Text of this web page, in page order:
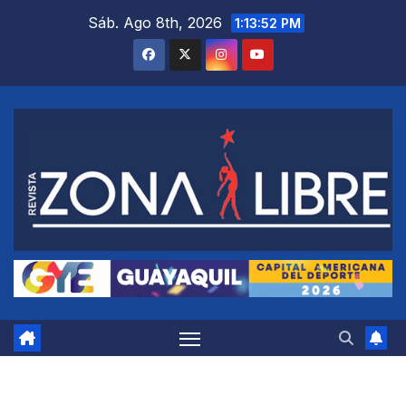
Sáb. Ago 8th, 2026 1:13:53 PM